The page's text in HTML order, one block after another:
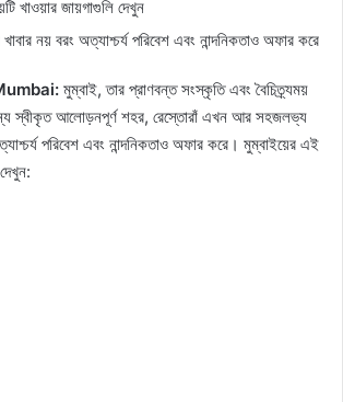
খাওয়ার জায়গাগুলি দেখুন
নয় বরং অত্যাশ্চর্য পরিবেশ এবং নান্দনিকতাও অফার করে
মুম্বাই, তার প্রাণবন্ত সংস্কৃতি এবং বৈচিত্র্যময়
স্বীকৃত আলোড়নপূর্ণ শহর, রেস্তোরাঁ এখন আর সহজলভ্য
পরিবেশ এবং নান্দনিকতাও অফার করে। মুম্বাইয়ের এই